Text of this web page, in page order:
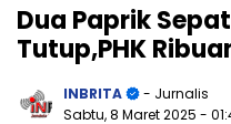
Dua Paprik
Tutup,PHK
INBRITA
- Jurnalis
Sabtu, 8 Maret 2025 -